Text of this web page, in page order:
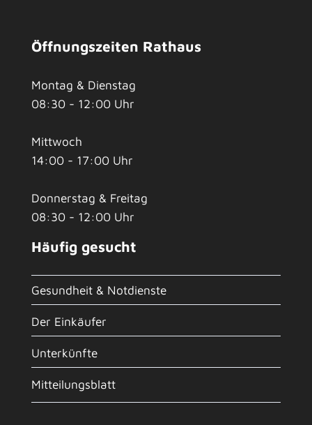
Öffnungszeiten Rathaus
Montag & Dienstag
08:30 - 12:00 Uhr
Mittwoch
14:00 - 17:00 Uhr
Donnerstag & Freitag
08:30 - 12:00 Uhr
Häufig gesucht
Gesundheit & Notdienste
Der Einkäufer
Unterkünfte
Mitteilungsblatt